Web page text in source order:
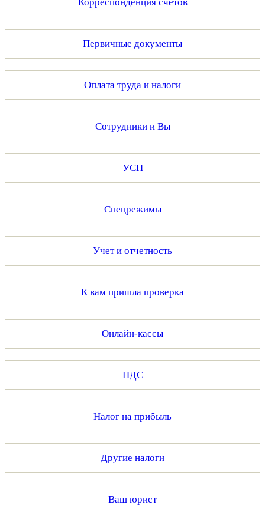
Первичные документы
Оплата труда и налоги
Сотрудники и Вы
УСН
Спецрежимы
Учет и отчетность
К вам пришла проверка
Онлайн-кассы
НДС
Налог на прибыль
Другие налоги
Ваш юрист